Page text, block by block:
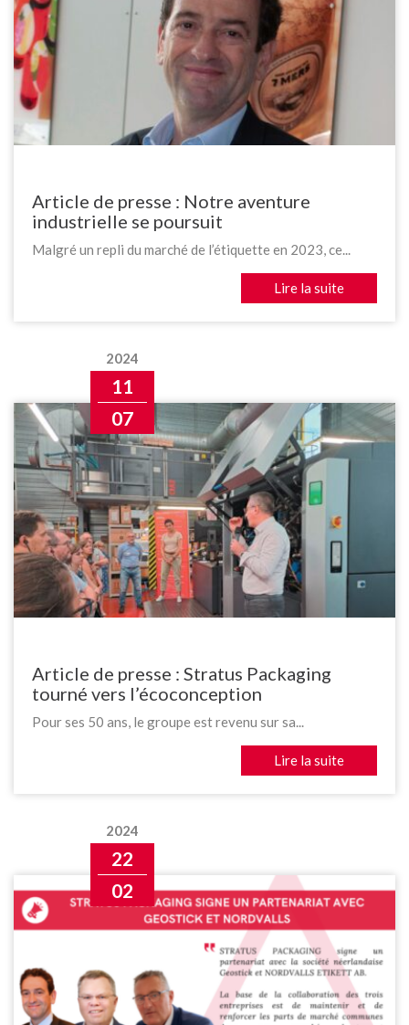
Article de presse : Notre aventure
industrielle se poursuit
Malgré un repli du marché de l’étiquette en 2023, ce...
Lire la suite
2024
11
07
Article de presse : Stratus Packaging
tourné vers l’écoconception
Pour ses 50 ans, le groupe est revenu sur sa...
Lire la suite
2024
22
02